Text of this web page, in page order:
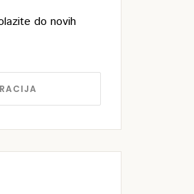
do novih